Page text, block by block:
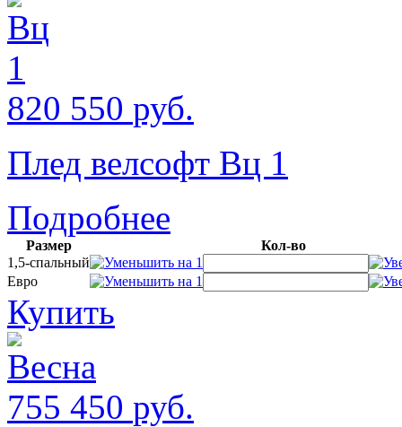
820 550 руб.
Плед велсофт Вц 1
Подробнее
Размер
Кол-во
1,5-спальный
Евро
Купить
755 450 руб.